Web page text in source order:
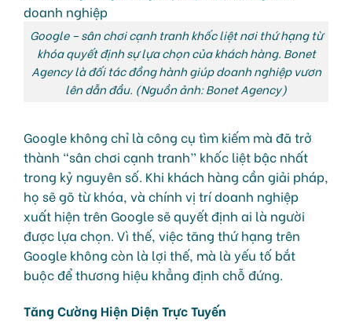
Google – sân chơi cạnh tranh khốc liệt nơi thứ hạng từ
khóa quyết định sự lựa chọn của khách hàng. Bonet
Agency là đối tác đồng hành giúp doanh nghiệp vươn
lên dẫn đầu. (Nguồn ảnh: Bonet Agency)
Google không chỉ là công cụ tìm kiếm mà đã trở
thành “sân chơi cạnh tranh” khốc liệt bậc nhất
trong kỷ nguyên số. Khi khách hàng cần giải pháp,
họ sẽ gõ từ khóa, và chính vị trí doanh nghiệp
xuất hiện trên Google sẽ quyết định ai là người
được lựa chọn. Vì thế, việc tăng thứ hạng trên
Google không còn là lợi thế, mà là yếu tố bắt
buộc để thương hiệu khẳng định chỗ đứng.
Tăng Cường Hiện Diện Trực Tuyến